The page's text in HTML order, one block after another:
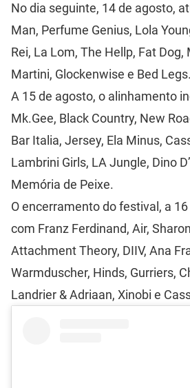
No dia seguinte, 14 de agosto,
Man, Perfume Genius, Lola
Rei, La Lom, The Hellp, Fat Dog,
Martini, Glockenwise e Bed Legs.
A 15 de agosto, o alinhamento
Mk.Gee, Black Country, New
Bar Italia, Jersey, Ela Minus,
Lambrini Girls, LA Jungle, Dino
Memória de Peixe.
O encerramento do festival, a
com Franz Ferdinand, Air,
Attachment Theory, DIIV, Ana
Warmduscher, Hinds, Gurriers,
Landrier & Adriaan, Xinobi e